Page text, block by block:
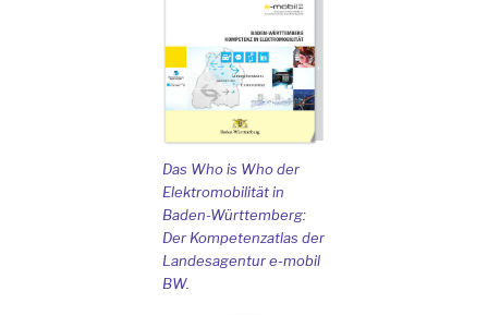
Das Who is Who der
Elektromobilität in
Baden-Württemberg:
Der Kompetenzatlas der
Landesagentur e-mobil
BW.